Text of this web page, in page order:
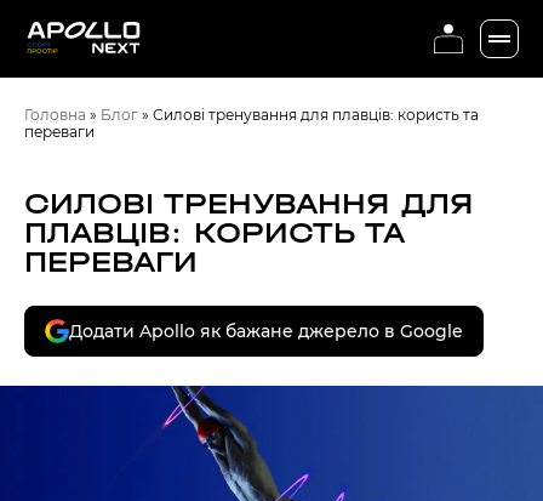
Головна » Блог » Силові тренування для плавців: користь та
переваги
СИЛОВІ ТРЕНУВАННЯ ДЛЯ
ПЛАВЦІВ: КОРИСТЬ ТА
ПЕРЕВАГИ
Додати Apollo як бажане джерело в Google